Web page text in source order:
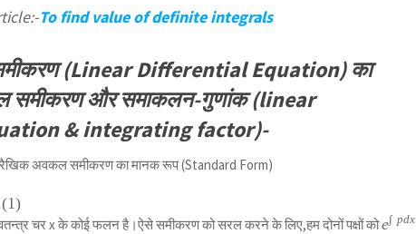
To find value of definite integrals
(Linear Differential Equation) का
समीकरण और समाकलन-गुणांक (linear
& integrating factor)-
अवकल समीकरण का मानक रूप (Standard Form)
(1)
चर x के कोई फलन है।ऐसे समीकरण को सरल करने के लिए,हम दोनों पक्षों को{ e
e∫ pdx